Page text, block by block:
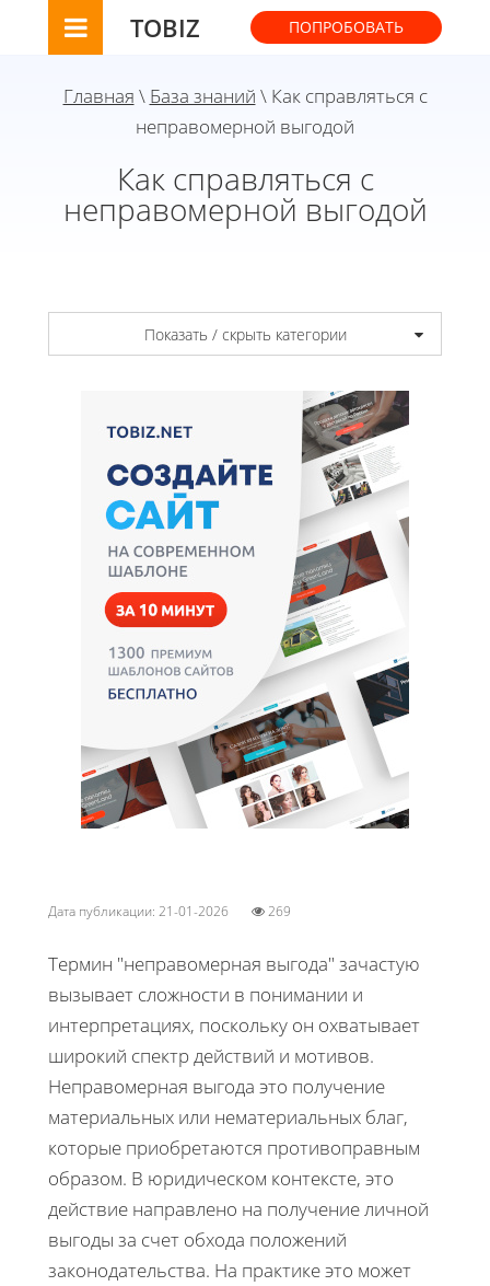
TOBIZ ПОПРОБОВАТЬ
Главная \ База знаний \ Как справляться с
неправомерной выгодой
Как справляться с
неправомерной выгодой
Показать / скрыть категории
Дата публикации: 21-01-2026 269
Термин "неправомерная выгода" зачастую
вызывает сложности в понимании и
интерпретациях, поскольку он охватывает
широкий спектр действий и мотивов.
Неправомерная выгода это получение
материальных или нематериальных благ,
которые приобретаются противоправным
образом. В юридическом контексте, это
действие направлено на получение личной
выгоды за счет обхода положений
законодательства. На практике это может